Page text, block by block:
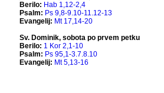
View on Facebook · Share
Bazilika Matere Usmiljenja
12 months ago